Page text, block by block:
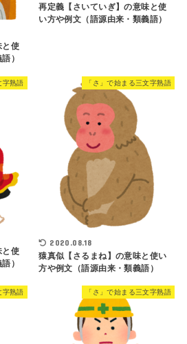
と使
）
再定義【さいていぎ】の意味と使
い方や例文（語源由来・類義語）
字熟語
と使
）
「さ」で始まる三文字熟語
2020.08.18
猿真似【さるまね】の意味と使い
方や例文（語源由来・類義語）
字熟語 「さ」で始まる三文字熟語